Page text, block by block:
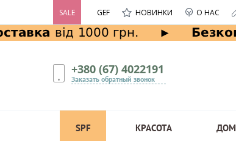
SALE GEF НОВИНКИ О НАС
+380 (67) 4022191
Заказать обратный звонок
SPF КРАСОТА ДОМ